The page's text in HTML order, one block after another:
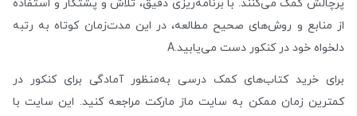
پرچالش کمک می‌کنند. با برنامه‌ریزی دقیق، تلاش و پشتکار و استفاده
از منابع و روش‌های صحیح مطالعه، در این مدت‌زمان کوتاه به رتبه‌
دلخواه خود در کنکور دست می‌یابید.A
برای خرید کتاب‌های کمک درسی به‌منظور آمادگی برای کنکور در
کمترین زمان ممکن به سایت ماز مارکت مراجعه کنید. این سایت با